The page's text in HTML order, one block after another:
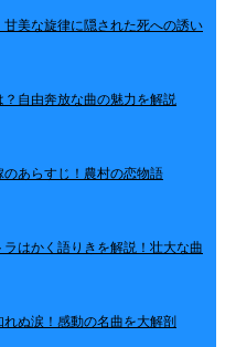
美な旋律に隠された死への誘い
自由奔放な曲の魅力を解説
あらすじ！農村の恋物語
はかく語りきを解説！壮大な曲
ぬ涙！感動の名曲を大解剖